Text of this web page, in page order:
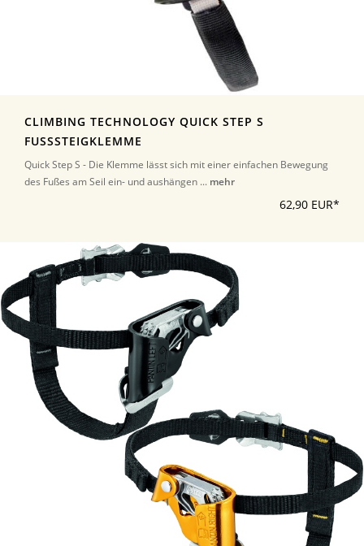
CLIMBING TECHNOLOGY QUICK STEP S
FUSSSTEIGKLEMME
Quick Step S - Die Klemme lässt sich mit einer einfachen Bewegung
des Fußes am Seil ein- und aushängen ... mehr
62,90 EUR*